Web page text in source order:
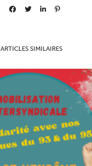
ARTICLES SIMILAIRES